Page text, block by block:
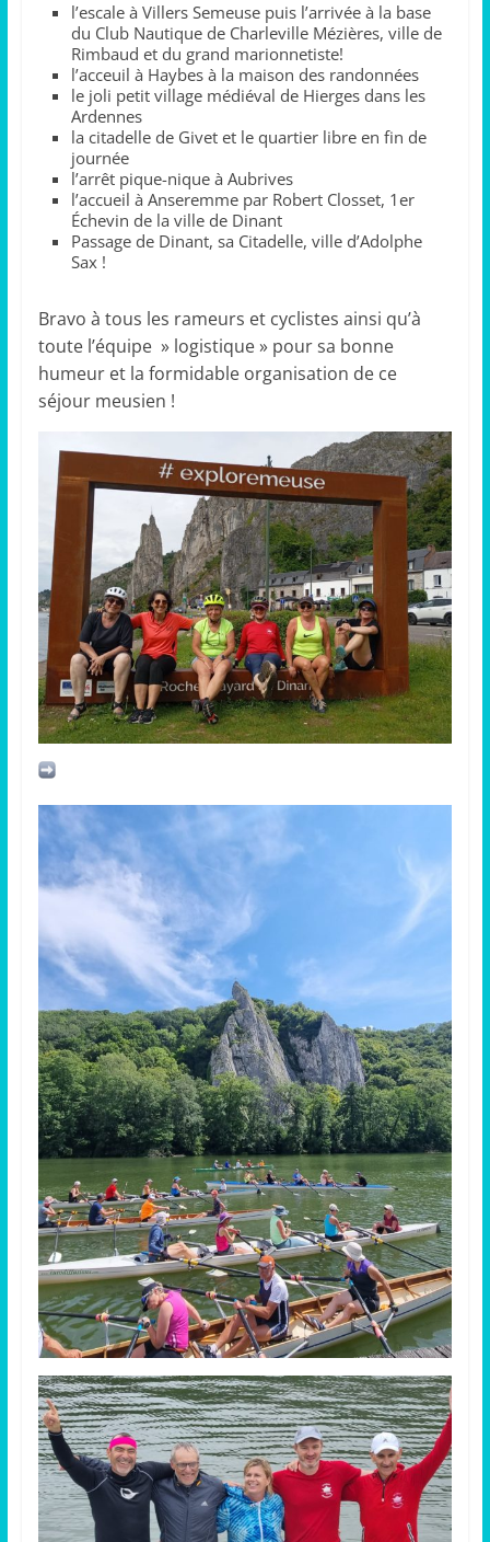
l’escale à Villers Semeuse puis l’arrivée à la base
du Club Nautique de Charleville Mézières, ville de
Rimbaud et du grand marionnetiste!
l’acceuil à Haybes à la maison des randonnées
le joli petit village médiéval de Hierges dans les
Ardennes
la citadelle de Givet et le quartier libre en fin de
journée
l’arrêt pique-nique à Aubrives
l’accueil à Anseremme par Robert Closset, 1er
Échevin de la ville de Dinant
Passage de Dinant, sa Citadelle, ville d’Adolphe
Sax !
Bravo à tous les rameurs et cyclistes ainsi qu’à
toute l’équipe » logistique » pour sa bonne
humeur et la formidable organisation de ce
séjour meusien !